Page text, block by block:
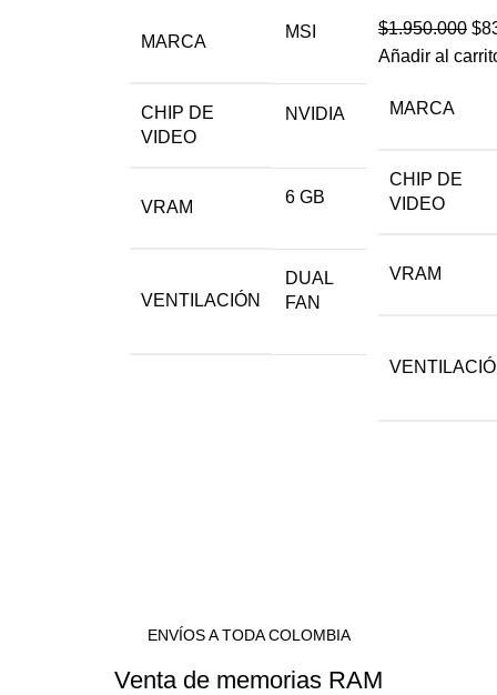
MARCA
MSI
CHIP DE
VIDEO
NVIDIA
VRAM
6 GB
VENTILACIÓN
DUAL
FAN
$1.950.000 $
Añadir al
MARCA
CHIP DE
VIDEO
VRAM
ENVÍOS A TODA COLOMBIA
Venta de memorias RAM